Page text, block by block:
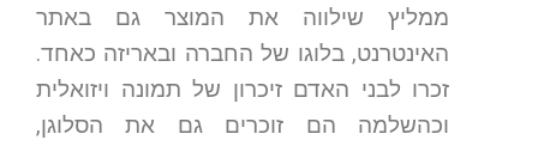
ממליץ שילווה את המוצר גם באתר
האינטרנט, בלוגו של החברה ובאריזה כאחד.
זכרו לבני האדם זיכרון של תמונה ויזואלית
וכהשלמה הם זוכרים גם את הסלוגן,